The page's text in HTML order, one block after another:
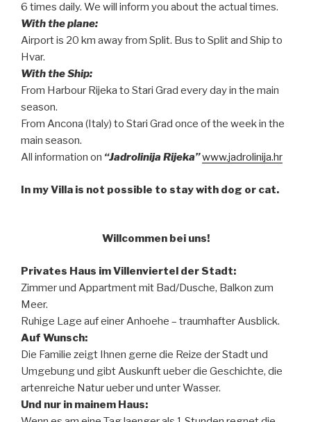
6 times daily. We will inform you about the actual times.
With the plane:
Airport is 20 km away from Split. Bus to Split and Ship to
Hvar.
With the Ship:
From Harbour Rijeka to Stari Grad every day in the main
season.
From Ancona (Italy) to Stari Grad once of the week in the
main season.
All information on “Jadrolinija Rijeka”www.jadrolinija.hr
In my Villa is not possible to stay with dog or cat.
Willcommen bei uns!
Privates Haus im Villenviertel der Stadt:
Zimmer und Appartment mit Bad/Dusche, Balkon zum
Meer.
Ruhige Lage auf einer Anhoehe – traumhafter Ausblick.
Auf Wunsch:
Die Familie zeigt Ihnen gerne die Reize der Stadt und
Umgebung und gibt Auskunft ueber die Geschichte, die
artenreiche Natur ueber und unter Wasser.
Und nur in mainem Haus: